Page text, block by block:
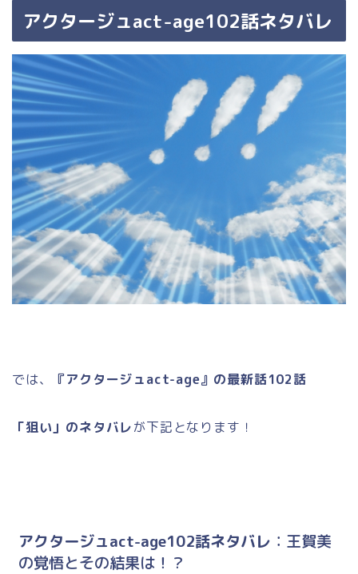
アクタージュact-age102話ネタバレ
では、 『アクタージュact-age』の最新話102話
「狙い」のネタバレが下記となります！
アクタージュact-age102話ネタバレ ：王賀美
の覚悟とその結果は！？